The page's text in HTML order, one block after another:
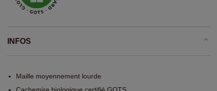
INFOS
Maille moyennement lourde